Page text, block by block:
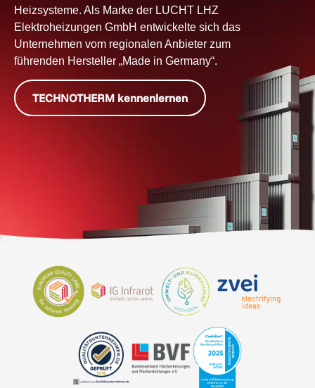
Heizsysteme. Als Marke der LUCHT LHZ
Elektroheizungen GmbH entwickelte sich das
Unternehmen vom regionalen Anbieter zum
führenden Hersteller „Made in Germany“.
TECHNOTHERM kennenlernen